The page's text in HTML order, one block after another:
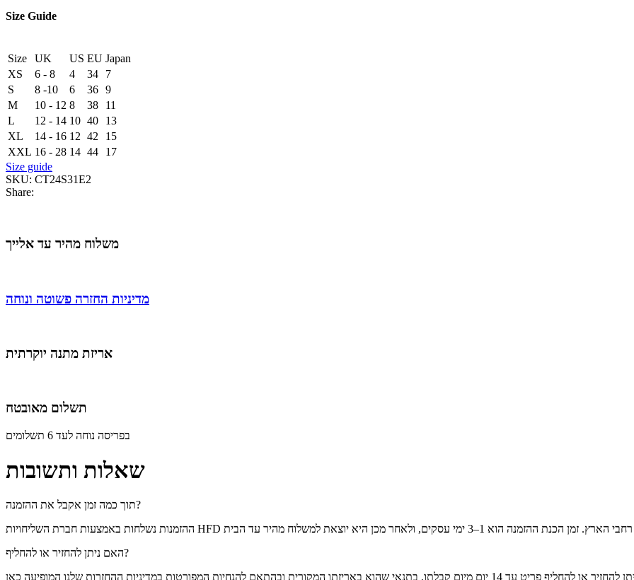
quantity
Size Guide
Size UK US EU Japan
XS
6 - 8 4 34
7
S
8 -10 6 36 9
M
10 - 12 8 38
11
L
12 - 14 10 40
13
XL
14 - 16 12 42
15
XXL 16 - 28 14 44
17
Size guide
SKU: CT24S31E2
Share:
משלוח מהיר עד אלייך
מדיניות החזרה פשוטה ונוחה
אריזת מתנה יוקרתית
תשלום מאובטח
בפריסה נוחה לעד 6 תשלומים
שאלות ותשובות
תוך כמה זמן אקבל את ההזמנה?
האם ניתן להחזיר או להחליף?